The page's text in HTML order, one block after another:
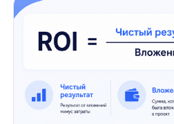
сверху 40% от вложенной суммы.
Пример условный. Его нельзя
норму для всех проектов. В
считать этот результат
вложения.